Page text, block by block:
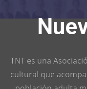
TNT es una
cultural que